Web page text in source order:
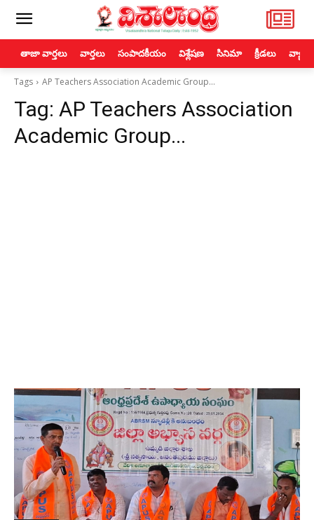
తాజా వార్తలు వార్తలు సంపాదకీయం విశ్లేషణ సినిమా క్రీడలు
Tags AP Teachers Association Academic Group...
Tag: AP Teachers Association
Academic Group...